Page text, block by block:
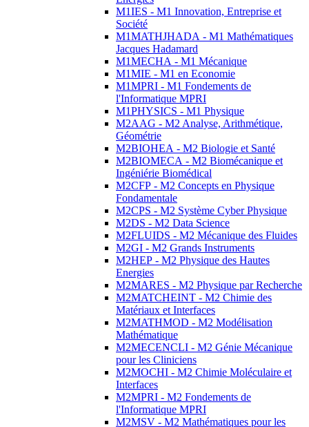
M1IES - M1 Innovation, Entreprise et
Société
M1MATHJHADA - M1 Mathématiques
Jacques Hadamard
M1MECHA - M1 Mécanique
M1MIE - M1 en Economie
M1MPRI - M1 Fondements de
l'Informatique MPRI
M1PHYSICS - M1 Physique
M2AAG - M2 Analyse, Arithmétique,
Géométrie
M2BIOHEA - M2 Biologie et Santé
M2BIOMECA - M2 Biomécanique et
Ingéniérie Biomédical
M2CFP - M2 Concepts en Physique
Fondamentale
M2CPS - M2 Système Cyber Physique
M2DS - M2 Data Science
M2FLUIDS - M2 Mécanique des Fluides
M2GI - M2 Grands Instruments
M2HEP - M2 Physique des Hautes
Energies
M2MARES - M2 Physique par Recherche
M2MATCHEINT - M2 Chimie des
Matériaux et Interfaces
M2MATHMOD - M2 Modélisation
Mathématique
M2MECENCLI - M2 Génie Mécanique
pour les Cliniciens
M2MOCHI - M2 Chimie Moléculaire et
Interfaces
M2MPRI - M2 Fondements de
l'Informatique MPRI
M2MSV - M2 Mathématiques pour les